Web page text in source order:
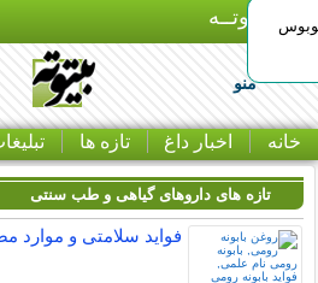
بـیتوتــه
منو
خانه اخبار داغ تازه ها
تازه های داروهای گیاهی و طب سنتی
فواید سلامتی و موارد